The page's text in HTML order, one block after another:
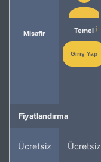
Misafir Temel
Giriş Yap
Fiyatlandırma
Ücretsiz Ücretsiz